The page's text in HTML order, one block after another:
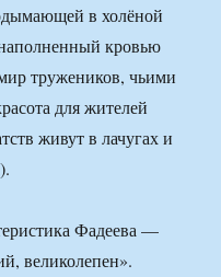
в холёной
кровью
тружеников, чьими
для жителей
живут в лачугах и
Фадеева —
великолепен».